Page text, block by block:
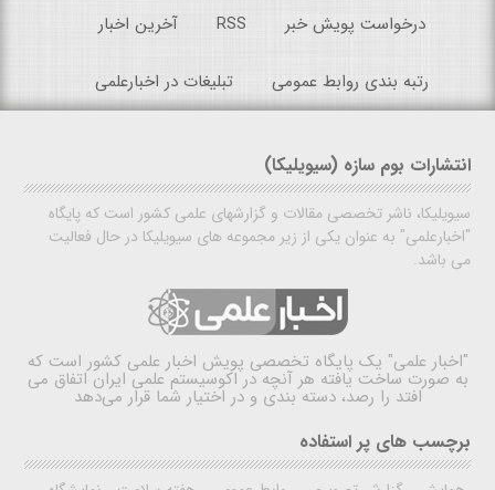
درخواست پویش خبر RSS آخرین اخبار
رتبه بندی روابط عمومی تبلیغات در اخبارعلمی
انتشارات بوم سازه (سیویلیکا)
سیویلیکا، ناشر تخصصی مقالات و گزارشهای علمی کشور است که پایگاه
"اخبارعلمی" به عنوان یکی از زیر مجموعه های سیویلیکا در حال فعالیت
می باشد.
"اخبار علمی" یک پایگاه تخصصی پویش اخبار علمی کشور است که
به صورت ساخت یافته هر آنچه در اکوسیستم علمی ایران اتفاق می
افتد را رصد، دسته بندی و در اختیار شما قرار می‌دهد
برچسب های پر استفاده